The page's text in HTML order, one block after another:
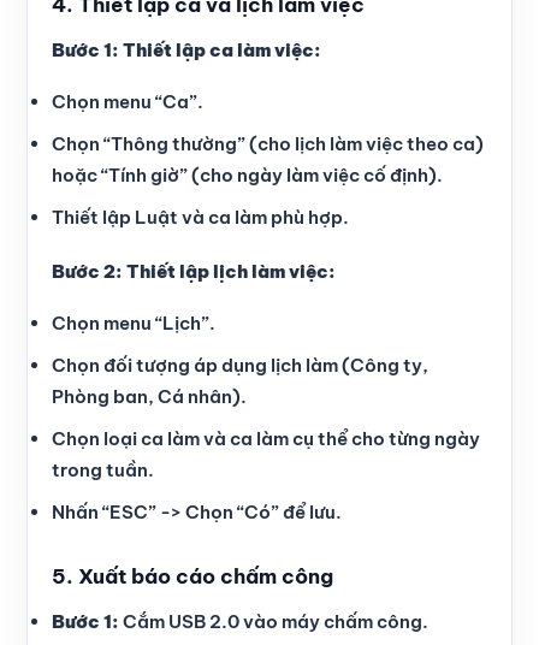
Bước 1: Thiết lập ca làm việc:
Chọn menu “Ca”.
Chọn “Thông thường” (cho lịch làm việc theo ca)
hoặc “Tính giờ” (cho ngày làm việc cố định).
Thiết lập Luật và ca làm phù hợp.
Bước 2: Thiết lập lịch làm việc:
Chọn menu “Lịch”.
Chọn đối tượng áp dụng lịch làm (Công ty,
Phòng ban, Cá nhân).
Chọn loại ca làm và ca làm cụ thể cho từng ngày
trong tuần.
Nhấn “ESC” -> Chọn “Có” để lưu.
5. Xuất báo cáo chấm công
Bước 1: Cắm USB 2.0 vào máy chấm công.